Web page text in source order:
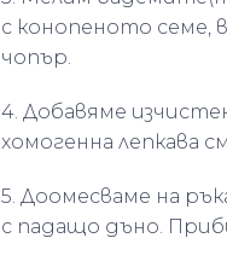
с конопеното семе,
чопър.
4. Добавяме
хомогенна лепкава
5. Доомесваме на
с падащо дъно.